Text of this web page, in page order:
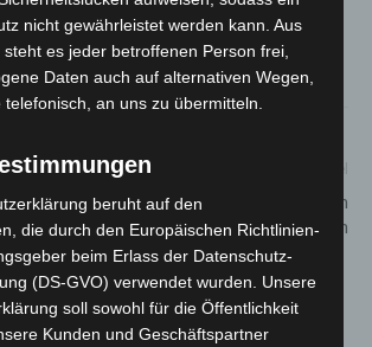
Offener-Wünsche-Freitag im
Haus der Jugend Langenhagen
Mehr vom Autor
nicht gewährleistet werden kann. Aus
es jeder betroffenen Person frei,
Daten auch auf alternativen Wegen,
telefonisch, an uns zu übermitteln.
beruht auf den
die durch den Europäischen Richtlinien-
beim Erlass der Datenschutz-
(DS-GVO) verwendet wurden. Unsere
soll sowohl für die Öffentlichkeit
Kunden und Geschäftspartner